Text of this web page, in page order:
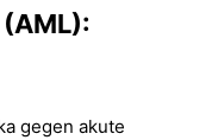
gegen akute